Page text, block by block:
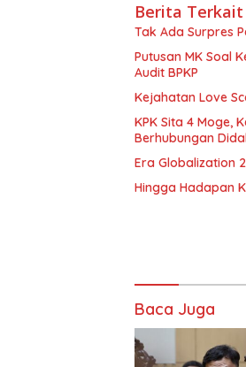
Berita Terkait
Tak Ada Surpres
Putusan MK Soal
Audit BPKP
Kejahatan Love
KPK Sita 4 Moge,
Berhubungan
Era Globalization
Hingga Hadapan
Baca Juga